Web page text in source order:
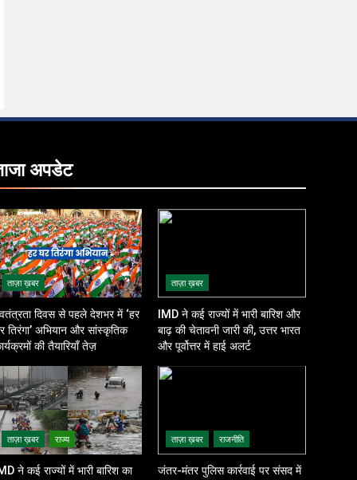
अपडेट
ताज़ा ख़बर
दिवस से पहले देशभर में ‘हर
तिरंगा’ अभियान और सांस्कृतिक
की तैयारियाँ तेज़
ताज़ा ख़बर
IMD ने कई राज्यों में भारी बारिश और
बाढ़ की चेतावनी जारी की, उत्तर भारत
और पूर्वोत्तर में हाई अलर्ट
ताज़ा ख़बर राज्य
ने कई राज्यों में भारी बारिश का
ताज़ा ख़बर राजनीति
जंतर-मंतर पुलिस कार्रवाई पर संसद में